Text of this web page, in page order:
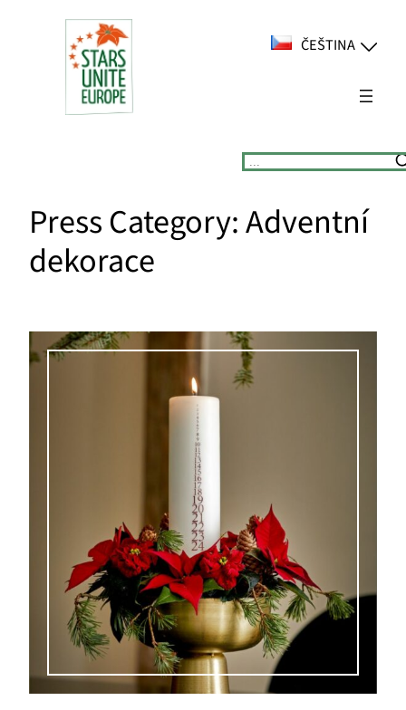
ČEŠTINA
Suchen
Press Category:Adventní
dekorace